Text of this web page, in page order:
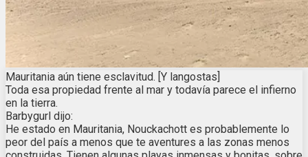
Mauritania aún tiene esclavitud. [Y langostas]
Toda esa propiedad frente al mar y todavía parece el infierno
en la tierra.
Barbygurl dijo:
He estado en Mauritania, Nouckachott es probablemente lo
peor del país a menos que te aventures a las zonas menos